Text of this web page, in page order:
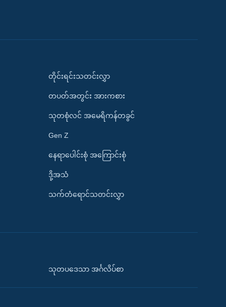
တိုင်းရင်းသတင်းလွှာ
တပတ်အတွင်း အားကစား
သုတစုံလင် အမေရိကန်တခွင်
Gen Z
နေရာပေါင်းစုံ အကြောင်းစုံ
ဒို့အသံ
သက်တံရောင်သတင်းလွှာ
သုတပဒေသာ အင်္ဂလိပ်စာ